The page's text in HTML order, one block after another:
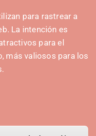
Aviso legal
para rastrear a
La intención es
para el
más valiosos para los